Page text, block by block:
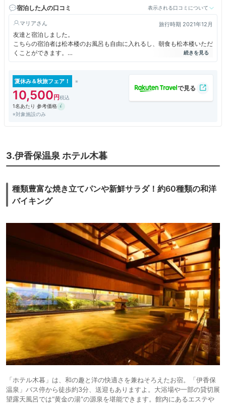
宿泊した人の口コミ 表示される口コミについて
マリア 旅行時期 2021年12月
友達と宿泊しました。
こちらの宿泊者は松本楼のお風呂も自由に入れるし、朝食も松本楼いただ
くことができます。
私達は朝食はホテル内のレストランでいただきましたが、おいしくいただ
夕食ももちろんおいしかったです。
ホテルの方達も感じが良くてお勧めのホテルです。
夏休み＆秋旅フェア！
10,500
1名あたり 参考価格
※対象施設のみ
3.伊香保温泉 ホテル木暮
種類豊富な焼き立てパンや新鮮サラダ！約60種類の和洋
バイキング
「ホテル木暮」は、和の趣と洋の快適さを兼ねそろえたお宿。「伊香保
温泉」バス停から徒歩約3分、送迎もありますよ。大浴場や一部の貸切展
望露天風呂では“黄金の湯”の源泉を堪能できます。館内にあるエステや